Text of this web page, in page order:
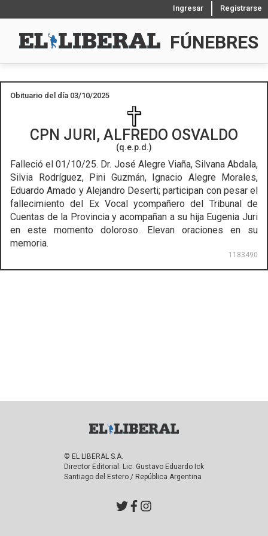
Ingresar Registrarse
FÚNEBRES
Obituario del día 03/10/2025
CPN JURI, ALFREDO OSVALDO
(q.e.p.d.)
Falleció el 01/10/25. Dr. José Alegre Viaña, Silvana Abdala,
Silvia Rodríguez, Pini Guzmán, Ignacio Alegre Morales,
Eduardo Amado y Alejandro Deserti; participan con pesar el
fallecimiento del Ex Vocal ycompañero del Tribunal de
Cuentas de la Provincia y acompañan a su hija Eugenia Juri
en este momento doloroso. Elevan oraciones en su
memoria.
1183490
© EL LIBERAL S.A.
Director Editorial: Lic. Gustavo Eduardo Ick
Santiago del Estero / República Argentina